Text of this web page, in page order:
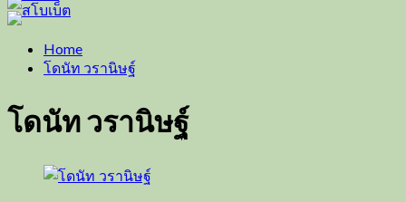
Home
โดนัท วรานิษฐ์
โดนัท วรานิษฐ์